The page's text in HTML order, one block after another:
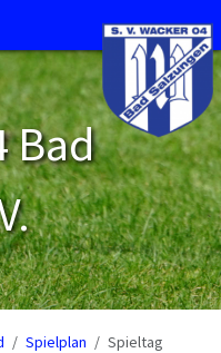
Bad
Spielplan Spieltag